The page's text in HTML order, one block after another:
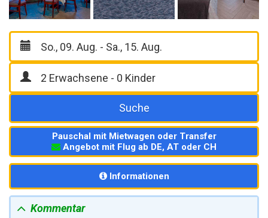
Suche
Pauschal mit Mietwagen oder Transfer
Angebot mit Flug ab DE, AT oder CH
Informationen
Kommentar